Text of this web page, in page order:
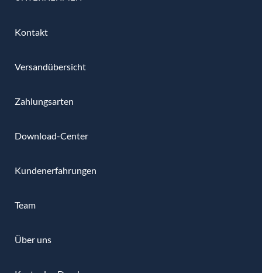
Kontakt
Versandübersicht
Zahlungsarten
Download-Center
Kundenerfahrungen
Team
Über uns